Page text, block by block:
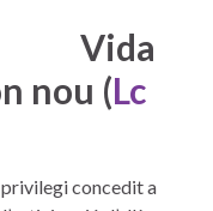
Vida
nou (Lc
privilegi concedit a